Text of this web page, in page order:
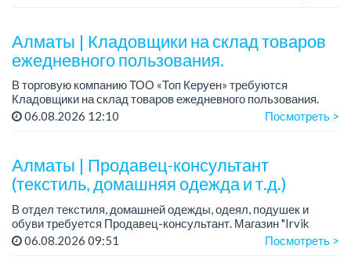
Личные ка...
Алматы | Кладовщики на склад товаров
ежедневного пользования.
В торговую компанию ТОО «Топ Керуен» требуются
Кладовщики на склад товаров ежедневного пользования.
Зарплата: 248 600 тенге + премия 80 000 тенге.
06.08.2026 12:10 Посмотреть >
Алматы | Продавец-консультант
(текстиль, домашняя одежда и т.д.)
В отдел текстиля, домашней одежды, одеял, подушек и
обуви требуется Продавец-консультант. Магазин "Irvik
Home".
06.08.2026 09:51 Посмотреть >